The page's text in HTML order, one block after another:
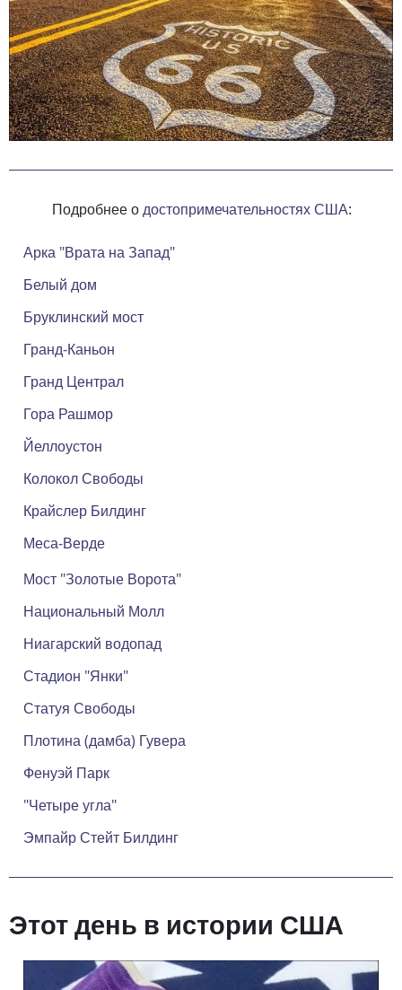
Подробнее одостопримечательностях США:
Арка "Врата на Запад"
Белый дом
Бруклинский мост
Гранд-Каньон
Гранд Централ
Гора Рашмор
Йеллоустон
Колокол Свободы
Крайслер Билдинг
Меса-Верде
Мост "Золотые Ворота"
Национальный Молл
Ниагарский водопад
Стадион "Янки"
Статуя Свободы
Плотина (дамба) Гувера
Фенуэй Парк
"Четыре угла"
Эмпайр Стейт Билдинг
Этот день в истории США